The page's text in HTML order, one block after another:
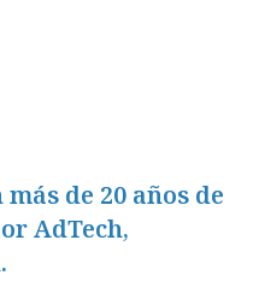
de 20 años de
AdTech,